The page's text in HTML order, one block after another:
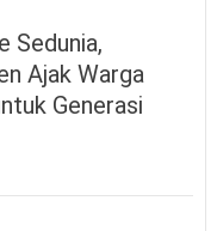
Sedunia,
Ajak Warga
Generasi